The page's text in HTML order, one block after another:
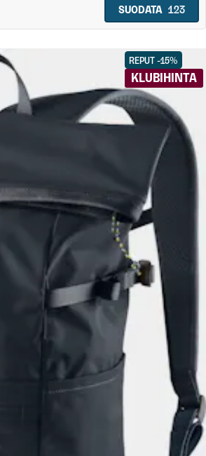
SUODATA 123
REPUT -15%
KLUBIHINTA